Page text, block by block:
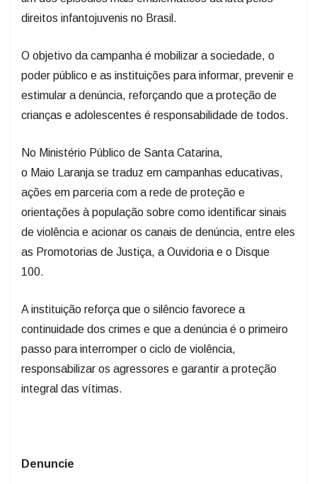
direitos infantojuvenis no Brasil.
O objetivo da campanha é mobilizar a sociedade, o
poder público e as instituições para informar, prevenir e
estimular a denúncia, reforçando que a proteção de
crianças e adolescentes é responsabilidade de todos.
No Ministério Público de Santa Catarina,
o Maio Laranja se traduz em campanhas educativas,
ações em parceria com a rede de proteção e
orientações à população sobre como identificar sinais
de violência e acionar os canais de denúncia, entre eles
as Promotorias de Justiça, a Ouvidoria e o Disque
100.
A instituição reforça que o silêncio favorece a
continuidade dos crimes e que a denúncia é o primeiro
passo para interromper o ciclo de violência,
responsabilizar os agressores e garantir a proteção
integral das vítimas.
Denuncie